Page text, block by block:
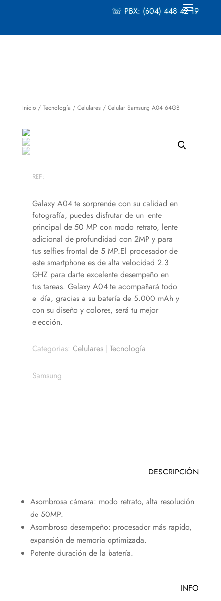
☏ PBX: (604) 448 42 19
Inicio / Tecnología / Celulares/ Celular Samsung A04 64GB
REF:
Galaxy A04 te sorprende con su calidad en
fotografía, puedes disfrutar de un lente
principal de 50 MP con modo retrato, lente
adicional de profundidad con 2MP y para
tus selfies frontal de 5 MP.El procesador de
este smartphone es de alta velocidad 2.3
GHZ para darte excelente desempeño en
tus tareas. Galaxy A04 te acompañará todo
el día, gracias a su batería de 5.000 mAh y
con su diseño y colores, será tu mejor
elección.
Categorias: Celulares| Tecnología
Samsung
DESCRIPCIÓN
Asombrosa cámara: modo retrato, alta resolución
de 50MP.
Asombroso desempeño: procesador más rapido,
expansión de memoria optimizada.
Potente duración de la batería.
INFO